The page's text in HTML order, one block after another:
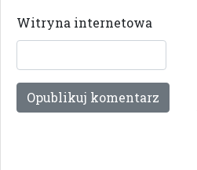
Witryna internetowa